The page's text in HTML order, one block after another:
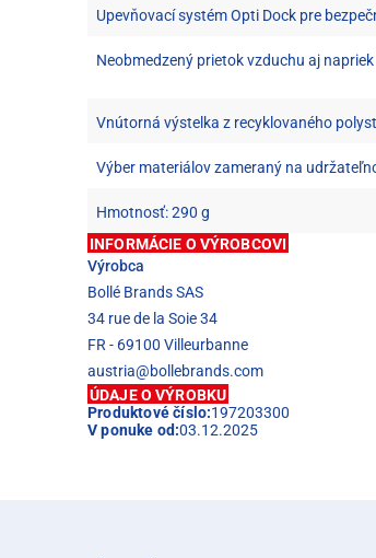
Upevňovací systém Opti Dock pre
Neobmedzený prietok vzduchu aj
Vnútorná výstelka z recyklovaného
Výber materiálov zameraný na
Hmotnosť: 290 g
INFORMÁCIE O VÝROBCOVI
Výrobca
Bollé Brands SAS
34 rue de la Soie 34
FR - 69100 Villeurbanne
austria@bollebrands.com
ÚDAJE O VÝROBKU
Produktové číslo:197203300
V ponuke od:03.12.2025